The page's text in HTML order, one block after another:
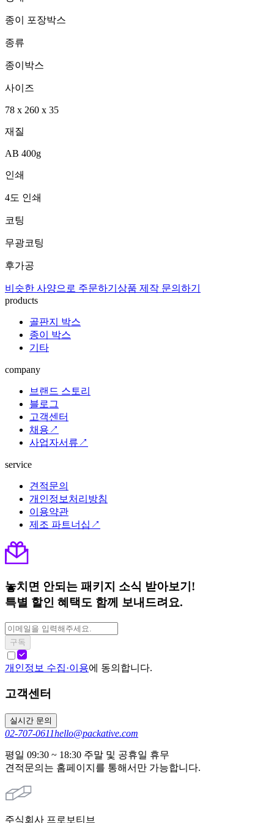
종이 포장박스
종류
종이박스
사이즈
78 x 260 x 35
재질
AB 400g
인쇄
4도 인쇄
코팅
무광코팅
후가공
비슷한 사양으로 주문하기 상품 제작 문의하기
products
골판지 박스
종이 박스
기타
company
브랜드 스토리
블로그
고객센터
채용↗
사업자서류↗
service
견적문의
개인정보처리방침
이용약관
제조 파트너십↗
놓치면 안되는 패키지 소식 받아보기!
특별 할인 혜택도 함께 보내드려요.
구독
개인정보 수집·이용에 동의합니다.
고객센터
실시간 문의
02-707-0611hello@packative.com
평일 09:30 ~ 18:30 주말 및 공휴일 휴무
견적문의는 홈페이지를 통해서만 가능합니다.
주식회사 프로보티브